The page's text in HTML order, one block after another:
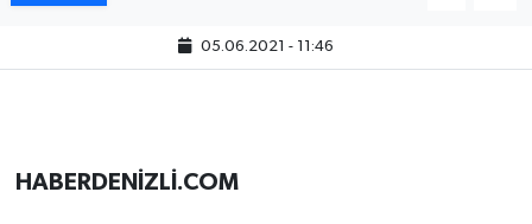
05.06.2021 - 11:46
HABERDENİZLİ.COM